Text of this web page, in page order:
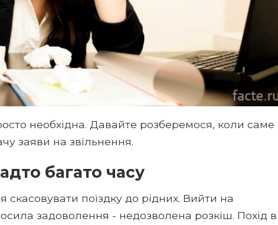
необхідна. Давайте розберемося, коли саме
заяви на звільнення.
багато часу
скасовувати поїздку до рідних. Вийти на
задоволення - недозволена розкіш. Похід в